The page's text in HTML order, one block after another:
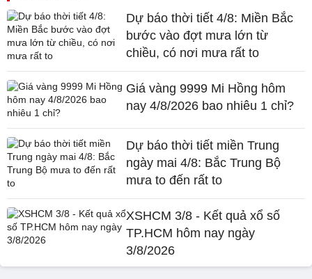
Dự báo thời tiết 4/8: Miền Bắc
bước vào đợt mưa lớn từ
chiều, có nơi mưa rất to
Giá vàng 9999 Mi Hồng hôm
nay 4/8/2026 bao nhiêu 1 chỉ?
Dự báo thời tiết miền Trung
ngày mai 4/8: Bắc Trung Bộ
mưa to đến rất to
XSHCM 3/8 - Kết quả xổ số
TP.HCM hôm nay ngày
3/8/2026